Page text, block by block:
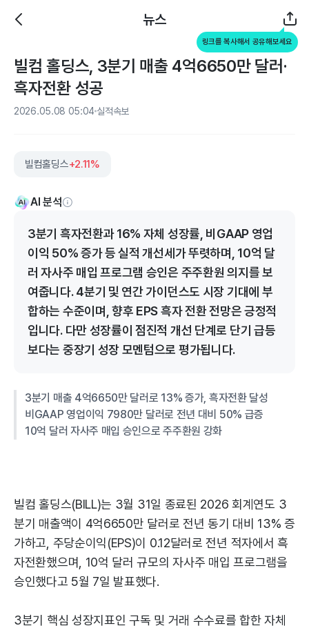
뉴스
링크를 복사해서 공유해보세요
빌컴 홀딩스, 3분기 매출 4억6650만 달러·
흑자전환 성공
2026.05.08 05:04 실적속보
빌컴홀딩스+2.11%
AI 분석
3분기 흑자전환과 16% 자체 성장률, 비GAAP 영업
이익 50% 증가 등 실적 개선세가 뚜렷하며, 10억 달
러 자사주 매입 프로그램 승인은 주주환원 의지를 보
여줍니다. 4분기 및 연간 가이던스도 시장 기대에 부
합하는 수준이며, 향후 EPS 흑자 전환 전망은 긍정적
입니다. 다만 성장률이 점진적 개선 단계로 단기 급등
보다는 중장기 성장 모멘텀으로 평가됩니다.
3분기 매출 4억6650만 달러로 13% 증가, 흑자전환 달성
비GAAP 영업이익 7980만 달러로 전년 대비 50% 급증
10억 달러 자사주 매입 승인으로 주주환원 강화
빌컴 홀딩스(BILL)는 3월 31일 종료된 2026 회계연도 3
분기 매출액이 4억6650만 달러로 전년 동기 대비 13% 증
가하고, 주당순이익(EPS)이 0.12달러로 전년 적자에서 흑
자전환했으며, 10억 달러 규모의 자사주 매입 프로그램을
승인했다고 5월 7일 발표했다.
3분기 핵심 성장지표인 구독 및 거래 수수료를 합한 자체